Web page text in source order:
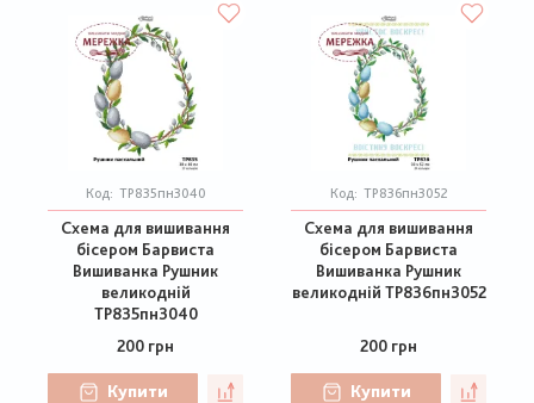
Код: ТР835пн3040
Схема для вишивання
бісером Барвиста
Вишиванка Рушник
великодній
ТР835пн3040
200 грн
Купити
Код: ТР836пн3052
Схема для вишивання
бісером Барвиста
Вишиванка Рушник
великодній ТР836пн3052
200 грн
Купити